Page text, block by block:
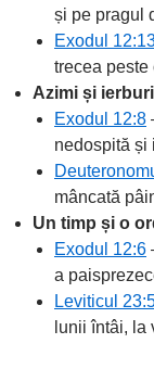
și pe pragul
Exodul
trecea
Azimi și
Exodul 12:8
nedospită și
mâncată
Un timp și o
Exodul 12:6
a
Leviticul
lunii întâi, la